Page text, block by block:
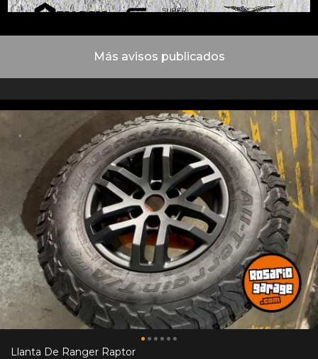
Más avisos publicados
Llanta De Ranger Raptor